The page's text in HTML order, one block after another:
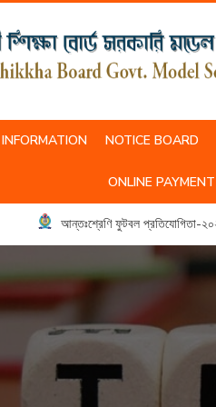
INFORMATION NOTICE BOARD
ONLINE PAYMENT
আন্তঃশ্রেণি ফুটবল প্রতিযোগিতা-২০২৬